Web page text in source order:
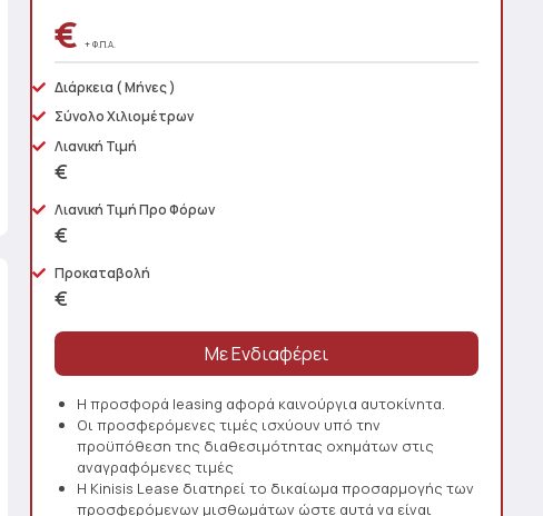
€+ Φ.Π.Α.
Διάρκεια ( Μήνες )
Σύνολο Χιλιομέτρων
Λιανική Τιμή
€
Λιανική Τιμή Προ Φόρων
€
Προκαταβολή
€
Η προσφορά leasing αφορά καινούργια αυτοκίνητα.
Οι προσφερόμενες τιμές ισχύουν υπό την
προϋπόθεση της διαθεσιμότητας οχημάτων στις
αναγραφόμενες τιμές
Η Kinisis Lease διατηρεί το δικαίωμα προσαρμογής των
προσφερόμενων μισθωμάτων ώστε αυτά να είναι